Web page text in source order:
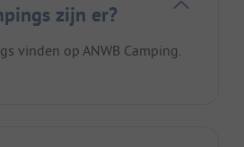
zijn er?
vinden op ANWB Camping.